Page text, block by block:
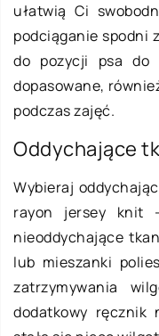
ułatwią Ci
podciąganie spodni
do pozycji psa do
dopasowane,
podczas zajęć.
Oddychające
Wybieraj
rayon jersey knit
nieoddychające
lub mieszanki
zatrzymywania
dodatkowy ręcznik